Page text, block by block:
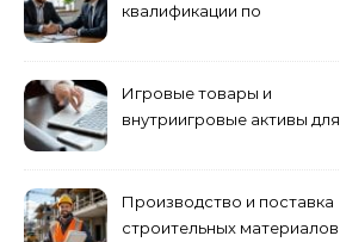
квалификации по
Игровые товары и
внутриигровые активы для
приобретения
Производство и поставка
строительных материалов